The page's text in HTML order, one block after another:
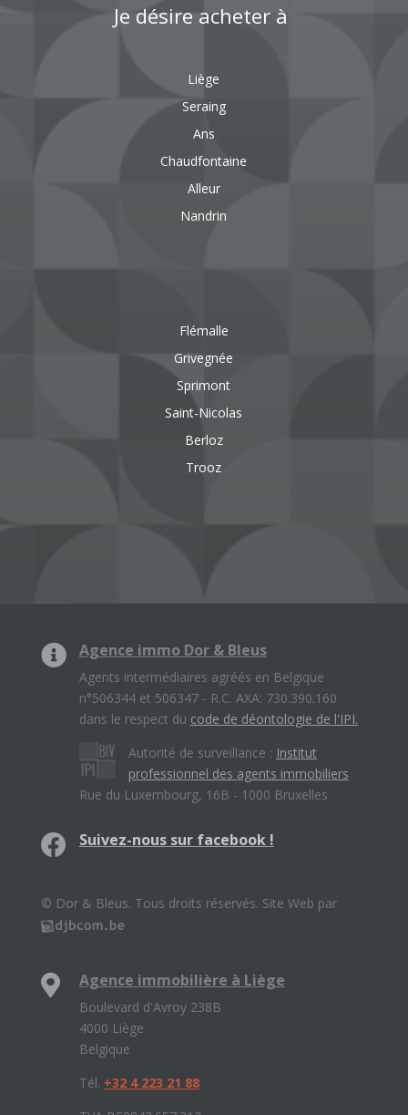
Je désire acheter à
Liège
Seraing
Ans
Chaudfontaine
Alleur
Nandrin
Flémalle
Grivegnée
Sprimont
Saint-Nicolas
Berloz
Trooz
Agence immo Dor & Bleus
Agents intermédiaires agréés en Belgique
n°506344 et 506347 - R.C. AXA: 730.390.160
dans le respect du code de déontologie de l'IPI.
Autorité de surveillance : Institut
professionnel des agents immobiliers
Rue du Luxembourg, 16B - 1000 Bruxelles
Suivez-nous sur facebook !
© Dor & Bleus. Tous droits réservés. Site Web par
Agence immobilière à Liège
Boulevard d'Avroy 238B
4000 Liège
Belgique
Tél. +32 4 223 21 88